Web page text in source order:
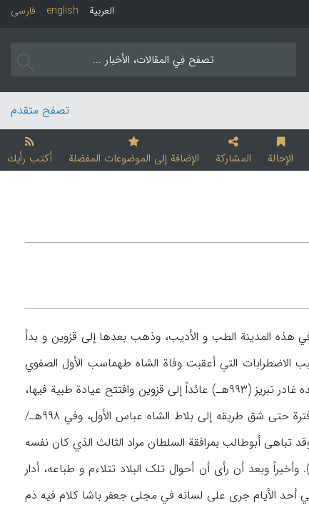
فارسی english العربیة
تصفح متقدم
الإحالة المشارکة الإضافة إلی الموضوعات المفضلة أکتب رأیك
و تعلم في هذه المدینة الطب و الأدیب، وذهب بعدها إلی قزوین و بدأ
إلی مسقط رأسه بسبب الاضطرابات التي أعقبت وفاة الشاه طهماسب الأول الصفوي
(۹۸۴هـ/۱۵۷۶م)، وکان یلازم لفترة حمزة میرزا (عارف، ۲/۱۳۸). وفي أواخر حکم السلطان محمد خدابنده غادر تبریز (۹۹۳هـ) عائداً إلی قزوین وافتتح عیادة طبیة فیها،
وکان یعقد في أغلب الأحیان مع أصحابه الأدباء مجالس شعریة (أوحدي، ن.ص). ولم تکد تمضي فترة حتی شق طریقه إلی بلاط الشاه عباس الأول، وفي ۹۹۸هـ/
تباهی أبوطالب بمرافقة السلطان مراد الثالث الذي کان نفسه
۶/۴۲۵۴)، ونال رعایته واحترامه (نوائي، ۲/۹۹-۱۰۰؛ عارف، ن.ص). وأخیراً وبعد أن رأی أن أحوال تلک البلاد تتلاءم و طباعه، أدار
أحد الأیام جری علی لسانه في مجلی جعفر باشا کلام فیه ذم